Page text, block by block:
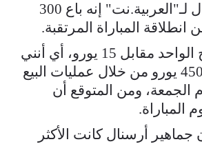
والفرنسي، إذ قال لـ"العربية.نت" إنه باع 300
المباراة المرتقبة.
وزاد: أبيع الوشاح الواحد مقابل 15 يورو، أي أنني
جنيت أكثر من 4500 يورو من خلال عمليات البيع
الجمعة، ومن المتوقع أن
المباراة.
أرسنال كانت الأكثر